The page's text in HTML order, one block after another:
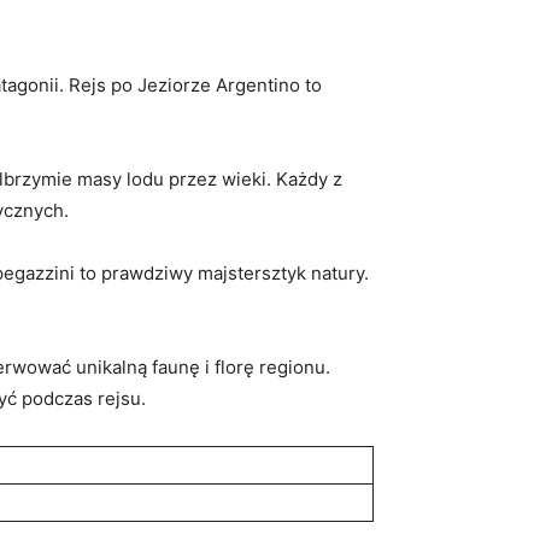
Rejs⁤ po‌ Jeziorze Argentino ⁣to
masy lodu przez wieki. Każdy z
to prawdziwy‍ majstersztyk natury.
unikalną faunę i‌ florę regionu.‍
podczas⁣ rejsu.